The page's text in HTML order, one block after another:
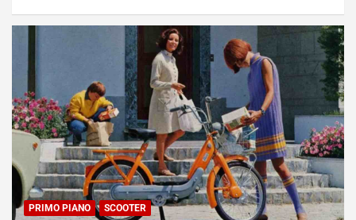
PRIMO PIANO SCOOTER